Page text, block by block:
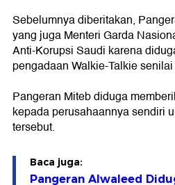
Sebelumnya diberitakan,
yang juga Menteri Garda
Anti-Korupsi Saudi karena
pengadaan Walkie-Talkie
Pangeran Miteb diduga
kepada perusahaannya sendiri
tersebut.
Baca juga:
Pangeran Alwaleed